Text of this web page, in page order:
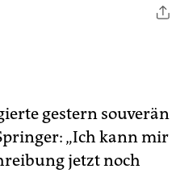
gestern souverän
„Ich kann mir
jetzt noch